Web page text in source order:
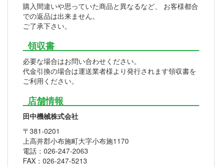
購入間違いや思っていた商品と異なるなど、 お客様都合
での返品は出来ません。
ご了承下さい。
領収書
必要な場合はお問い合わせください。
代金引換の場合は運送業者様より発行されます領収書を
ご利用ください。
店舗情報
田中機械株式会社
〒381-0201
上高井郡小布施町大字小布施1170
電話：026-247-2063
FAX：026-247-5213